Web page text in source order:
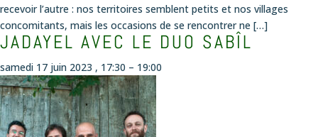
recevoir l’autre : nos territoires semblent petits et nos villages
concomitants, mais les occasions de se rencontrer ne […]
JADAYEL AVEC LE DUO SABÎL
samedi 17 juin 2023 , 17:30 – 19:00